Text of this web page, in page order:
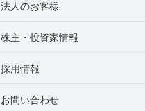
法人のお客様
株主・投資家情報
お問い合わせ
採用情報